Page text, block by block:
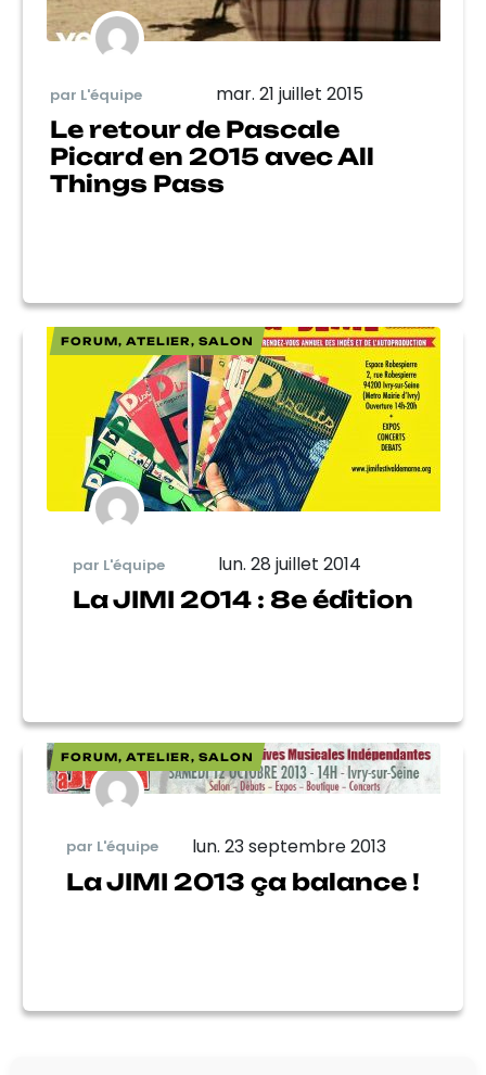
par L'équipe mar. 21 juillet 2015
Le retour de Pascale
Picard en 2015 avec All
Things Pass
FORUM, ATELIER, SALON
par L'équipe lun. 28 juillet 2014
La JIMI 2014 : 8e édition
FORUM, ATELIER, SALON
par L'équipe lun. 23 septembre 2013
La JIMI 2013 ça balance !